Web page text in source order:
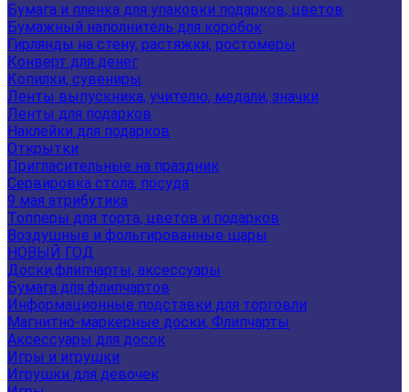
Бумага и пленка для упаковки подарков, цветов
Бумажный наполнитель для коробок
Гирлянды на стену, растяжки, ростомеры
Конверт для денег
Копилки, сувениры
Ленты выпускника, учителю, медали, значки
Ленты для подарков
Наклейки для подарков
Открытки
Пригласительные на праздник
Сервировка стола, посуда
9 мая атрибутика
Топперы для торта, цветов и подарков
Воздушные и фольгированные шары
НОВЫЙ ГОД
Доски,флипчарты, аксессуары
Бумага для флипчартов
Информационные подставки для торговли
Магнитно-маркерные доски, Флипчарты
Аксессуары для досок
Игры и игрушки
Игрушки для девочек